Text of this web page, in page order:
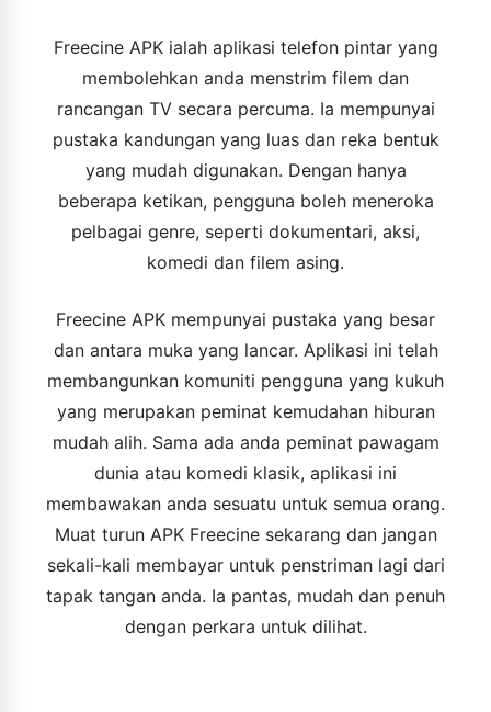
Freecine APK ialah aplikasi telefon pintar yang
membolehkan anda menstrim filem dan
rancangan TV secara percuma. Ia mempunyai
pustaka kandungan yang luas dan reka bentuk
yang mudah digunakan. Dengan hanya
beberapa ketikan, pengguna boleh meneroka
pelbagai genre, seperti dokumentari, aksi,
komedi dan filem asing.
Freecine APK mempunyai pustaka yang besar
dan antara muka yang lancar. Aplikasi ini telah
membangunkan komuniti pengguna yang kukuh
yang merupakan peminat kemudahan hiburan
mudah alih. Sama ada anda peminat pawagam
dunia atau komedi klasik, aplikasi ini
membawakan anda sesuatu untuk semua orang.
Muat turun APK Freecine sekarang dan jangan
sekali-kali membayar untuk penstriman lagi dari
tapak tangan anda. Ia pantas, mudah dan penuh
dengan perkara untuk dilihat.